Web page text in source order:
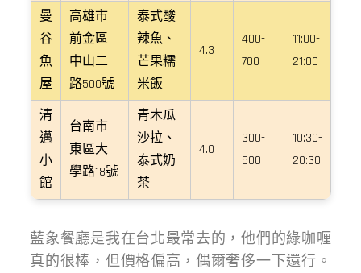
曼
谷
魚
屋
高雄市
前金區
中山二
路500號
泰式酸
辣魚、
芒果糯
米飯
4.3
400-
700
11:00-
21:00
清
邁
小
館
台南市
東區大
學路18號
青木瓜
沙拉、
泰式奶
茶
4.0
300-
500
10:30-
20:30
藍象餐廳是我在台北最常去的，他們的綠咖喱
真的很棒，但價格偏高，偶爾奢侈一下還行。